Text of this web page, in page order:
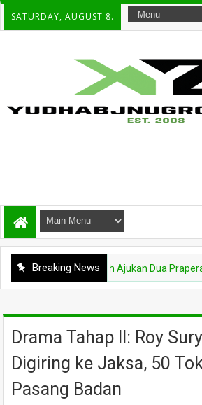
SATURDAY, AUGUST 8.
Breaking News
Adriansyah Ajukan Dua Praperadilan
Drama Tahap II: Roy
Digiring ke Jaksa, 50
Pasang Badan